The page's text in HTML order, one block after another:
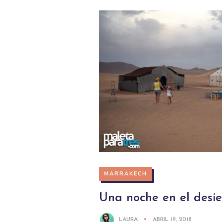
MARRAKECH
Una noche en el
LAURA ABRIL 19, 2018